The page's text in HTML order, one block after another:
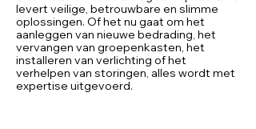
levert veilige, betrouwbare en slimme
oplossingen. Of het nu gaat om het
aanleggen van nieuwe bedrading, het
vervangen van groepenkasten, het
installeren van verlichting of het
verhelpen van storingen, alles wordt met
expertise uitgevoerd.